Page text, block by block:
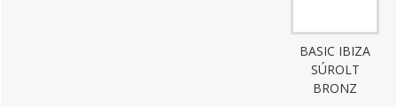
BASIC IBIZA
SÚROLT
BRONZ